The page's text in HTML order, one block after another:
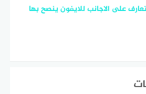
على الاجانب للايفون ينصح بها